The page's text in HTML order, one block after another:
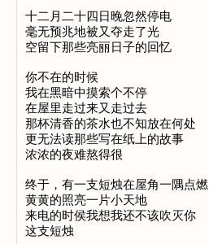
十二月二十四日晚忽然停电
毫无预兆地被又夺走了光
空留下那些亮丽日子的回忆
你不在的时候
我在黑暗中摸索个不停
在屋里走过来又走过去
那杯清香的茶水也不知放在何处
更无法读那些写在纸上的故事
浓浓的夜难熬得很
终于，有一支短烛在屋角一隅点燃
黄黄的照亮一片小天地
来电的时侯我想我还不该吹灭你